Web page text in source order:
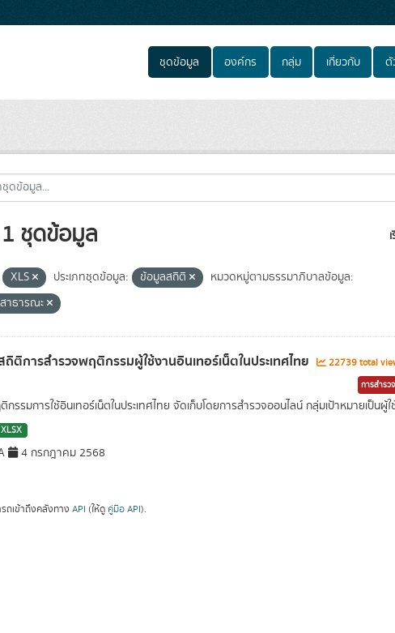
ชุดข้อมูล องค์กร กลุ่ม เกี่ยวกับ ตั
ชุดข้อมูล
XLS ประเภทชุดข้อมูล: ข้อมูลสถิติ
หมวดหมู่ตามธรรมาภิบาลข้อมูล:
าธารณะ
ติการสำรวจพฤติกรรมผู้ใช้งานอินเทอร์เน็ตในประเทศไทย 22739 total
การสำรว
รรมการใช้อินเทอร์เน็ตในประเทศไทย จัดเก็บโดยการสำรวจออนไลน์ กลุ่มเป้าหมายเป็นผู้ใ
XLSX
4 กรกฎาคม 2568
ถเข้าถึงคลังทาง API (ให้ดู คู่มือ API).